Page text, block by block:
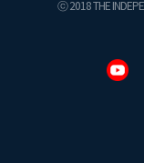
ⓒ 2018 THE